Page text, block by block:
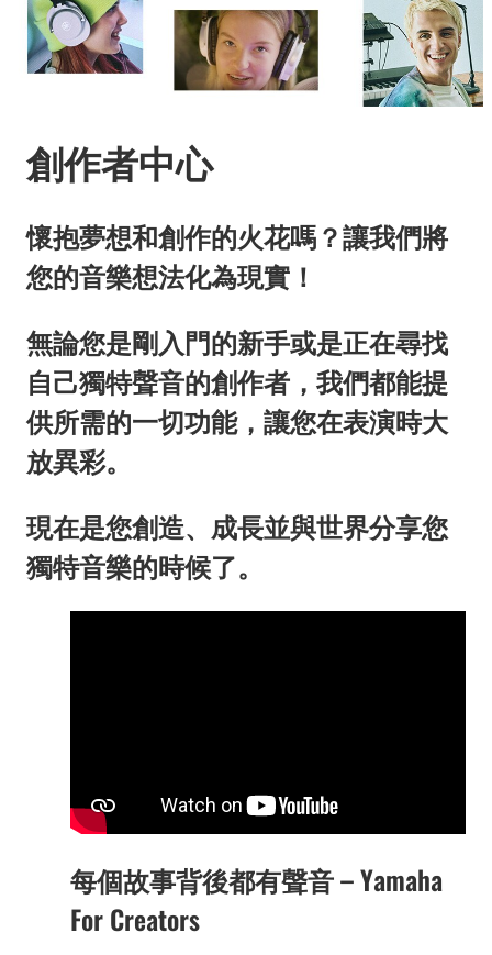
創作者中心
懷抱夢想和創作的火花嗎？讓我們將
您的音樂想法化為現實！
無論您是剛入門的新手或是正在尋找
自己獨特聲音的創作者，我們都能提
供所需的一切功能，讓您在表演時大
放異彩。
現在是您創造、成長並與世界分享您
獨特音樂的時候了。
每個故事背後都有聲音 – Yamaha
For Creators